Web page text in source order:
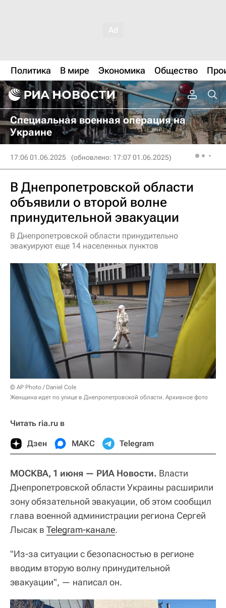
Политика В мире Экономика Общество
Специальная военная операция на
Украине
17:06 01.06.2025 (обновлено: 17:07 01.06.2025)
В Днепропетровской области
объявили о второй волне
принудительной эвакуации
В Днепропетровской области принудительно
эвакуируют еще 14 населенных пунктов
© AP Photo / Daniel Cole
Женщина идет по улице в Днепропетровской области. Архивное фото
Читать ria.ru в
Дзен МАКС Telegram
МОСКВА, 1 июня — РИА Новости. Власти
Днепропетровской области Украины расширили
зону обязательной эвакуации, об этом сообщил
глава военной администрации региона Сергей
Лысак в Telegram-канале.
"Из-за ситуации с безопасностью в регионе
вводим вторую волну принудительной
эвакуации", — написал он.